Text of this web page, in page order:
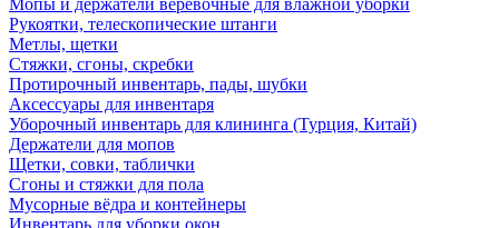
Мопы и держатели веревочные для влажной уборки
Рукоятки, телескопические штанги
Метлы, щетки
Стяжки, сгоны, скребки
Протирочный инвентарь, пады, шубки
Аксессуары для инвентаря
Уборочный инвентарь для клининга (Турция, Китай)
Держатели для мопов
Щетки, совки, таблички
Сгоны и стяжки для пола
Мусорные вёдра и контейнеры